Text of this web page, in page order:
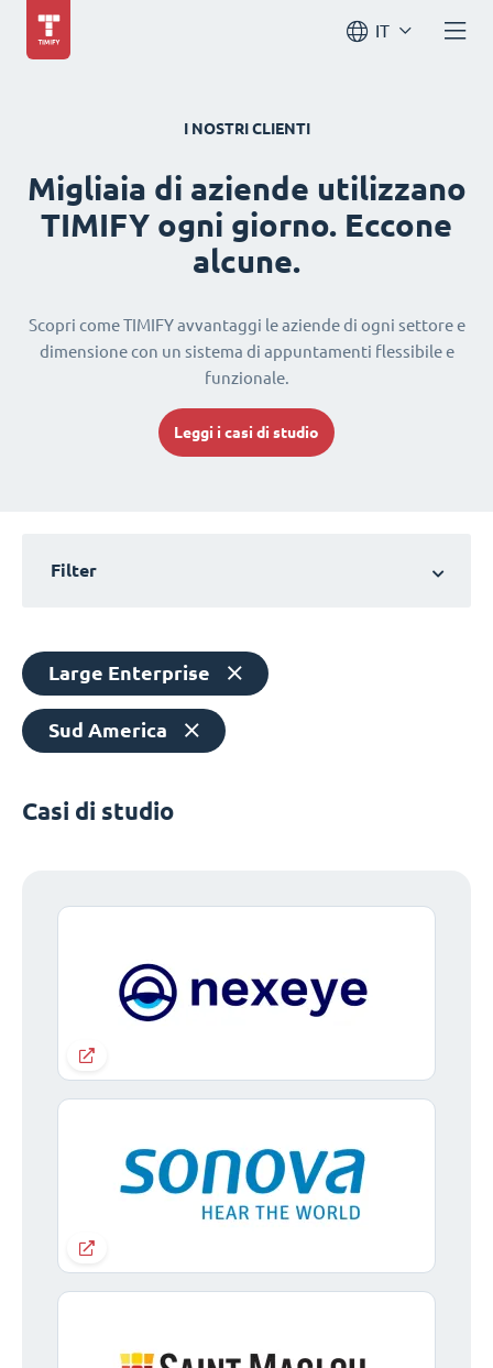
IT
I NOSTRI CLIENTI
Migliaia di aziende utilizzano
TIMIFY ogni giorno. Eccone
alcune.
Scopri come TIMIFY avvantaggi le aziende di ogni settore e
dimensione con un sistema di appuntamenti flessibile e
funzionale.
Leggi i casi di studio
Filter
Large Enterprise
Sud America
Casi di studio